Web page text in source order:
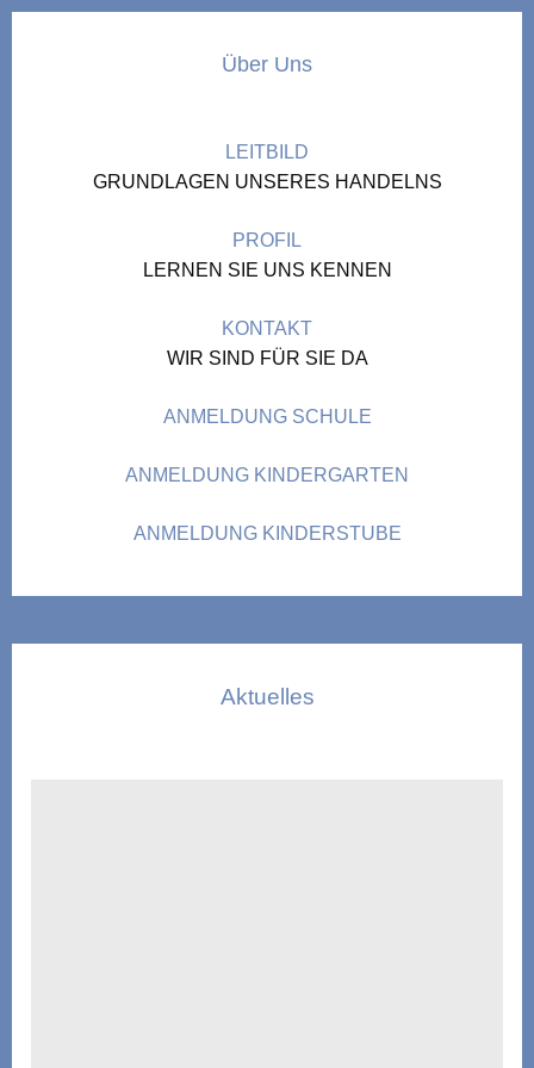
Über Uns
LEITBILD
GRUNDLAGEN UNSERES HANDELNS
PROFIL
LERNEN SIE UNS KENNEN
KONTAKT
WIR SIND FÜR SIE DA
ANMELDUNG SCHULE
ANMELDUNG KINDERGARTEN
ANMELDUNG KINDERSTUBE
Aktuelles